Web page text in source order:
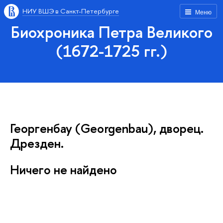
Меню
НИУ ВШЭ в Санкт-Петербурге
Биохроника Петра Великого
(1672-1725 гг.)
Георгенбау (Georgenbau), дворец.
Дрезден.
Ничего не найдено